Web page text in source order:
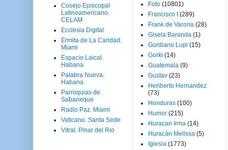
Cosejo Episcopal
Latinoamericano.
CELAM
Ecclesia Digital
Ermita de La Caridad.
Miami
Espacio Laical.
Habana
Palabra Nueva.
Habana
Parroquias de
Sabaneque
Radio Paz. Miami
Vaticano. Santa Sede
Vitral. Pinar del Rio
Foto (10801)
Francisco I
(289)
Frank de Varona (28)
Gisela Baranda (1)
Gordiano Lupi (15)
Gorki (14)
Guatemala (9)
Gustav (23)
Heriberto Hernandez
(73)
Honduras (100)
Humor (215)
Huracan Irma (14)
Huracán Melissa (5)
Iglesia (1773)